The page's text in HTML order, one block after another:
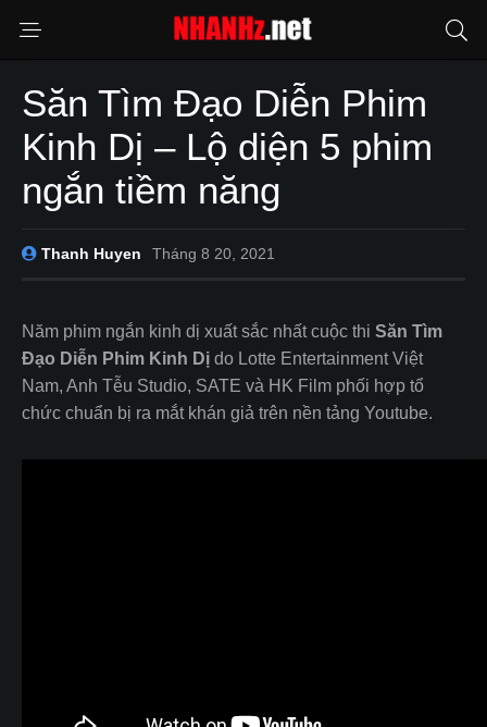
Săn Tìm Đạo Diễn Phim
Kinh Dị – Lộ diện 5 phim
ngắn tiềm năng
Thanh Huyen Tháng 8 20, 2021
Năm phim ngắn kinh dị xuất sắc nhất cuộc thi Săn Tìm
Đạo Diễn Phim Kinh Dị do Lotte Entertainment Việt
Nam, Anh Tễu Studio, SATE và HK Film phối hợp tổ
chức chuẩn bị ra mắt khán giả trên nền tảng Youtube.